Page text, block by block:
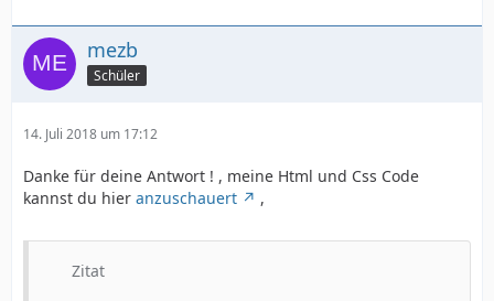
mezb
Schüler
14. Juli 2018 um 17:12
Danke für deine Antwort ! , meine Html und Css Code
kannst du hier anzuschauert ,
Zitat